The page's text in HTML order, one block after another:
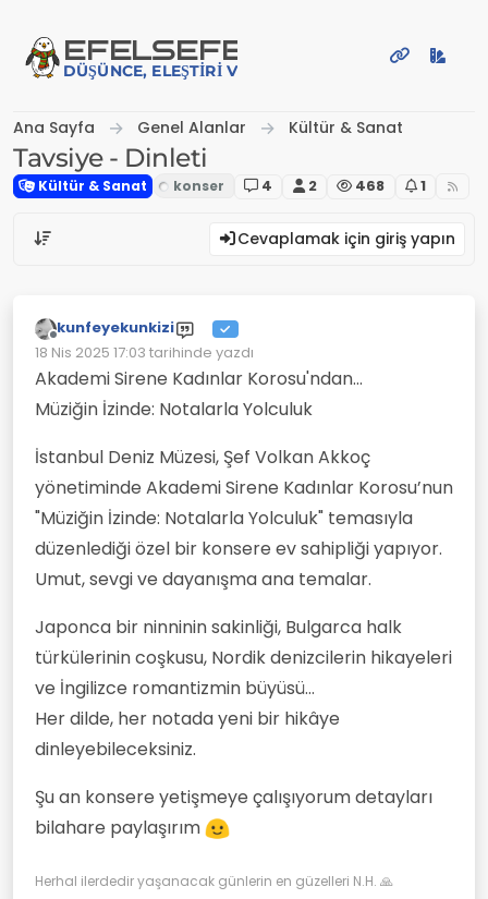
EFELSEFE
DÜŞÜNCE, ELEŞTIRI VE PAYLAŞIM PLATFORMU
Ana Sayfa Genel Alanlar Kültür & Sanat
Tavsiye - Dinleti
Kültür & Sanat 4 2 468 1
Cevaplamak için giriş yapın
Çevrimdışı
kunfeyekunkizi
18 Nis 2025 17:03 tarihinde yazdı
Son düzenleyen:
Akademi Sirene Kadınlar Korosu'ndan...
Müziğin İzinde: Notalarla Yolculuk
İstanbul Deniz Müzesi, Şef Volkan Akkoç
yönetiminde Akademi Sirene Kadınlar Korosu’nun
"Müziğin İzinde: Notalarla Yolculuk" temasıyla
düzenlediği özel bir konsere ev sahipliği yapıyor.
Umut, sevgi ve dayanışma ana temalar.
Japonca bir ninninin sakinliği, Bulgarca halk
türkülerinin coşkusu, Nordik denizcilerin hikayeleri
ve İngilizce romantizmin büyüsü…
Her dilde, her notada yeni bir hikâye
dinleyebileceksiniz.
Şu an konsere yetişmeye çalışıyorum detayları
bilahare paylaşırım
Herhal ilerdedir yaşanacak günlerin en güzelleri N.H. 🙏